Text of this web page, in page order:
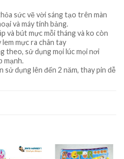
sức vẽ vời sáng tạo trên màn
và máy tính bảng.
và bút mực mỗi tháng và ko còn
mực ra chân tay
theo, sử dụng mọi lúc mọi nơi
mạnh.
sử dụng lên đến 2 năm, thay pin dễ